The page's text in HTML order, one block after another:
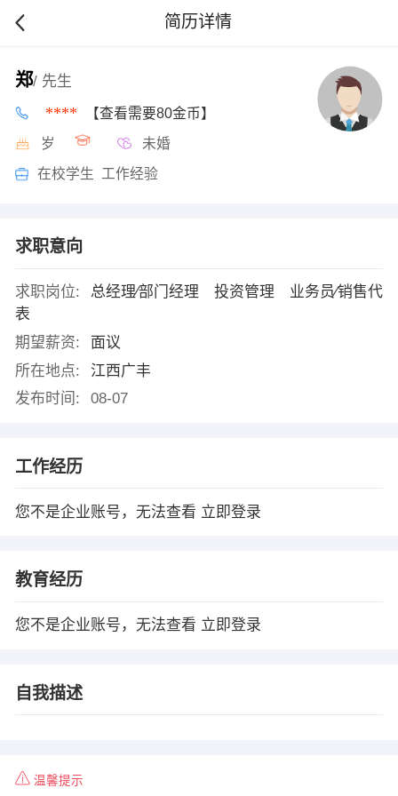
简历详情
郑/ 先生
**** 【查看需要80金币】
岁 未婚
在校学生 工作经验
求职意向
求职岗位:
总经理∕部门经理 投资管理 业务员∕销售代
表
期望薪资:
面议
所在地点:
江西广丰
发布时间:
08-07
工作经历
您不是企业账号，无法查看 立即登录
教育经历
您不是企业账号，无法查看 立即登录
自我描述
温馨提示